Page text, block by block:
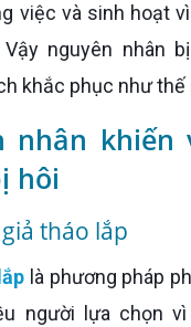
việc và sinh hoạt
nguyên nhân
khắc phục như thế
nhân khiến
hôi
tháo lắp
là phương pháp
người lựa chọn